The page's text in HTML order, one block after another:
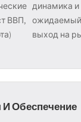
ВВП,
динамика и
выход на
Обеспечение